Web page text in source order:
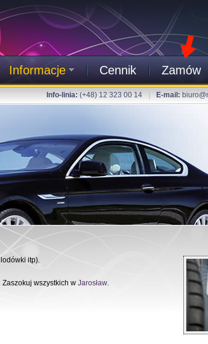
Informacje Cennik Zamów
Info-linia: (+48) 12 323 00 14 E-mail:
itp).
wszystkich w Jarosław.